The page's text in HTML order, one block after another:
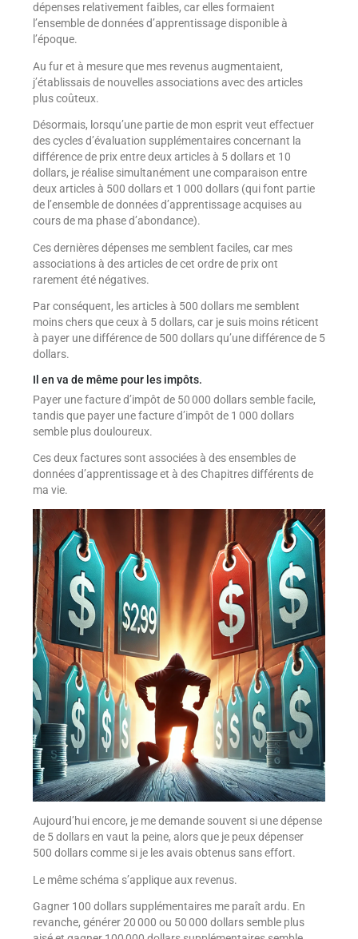
dépenses relativement faibles, car elles formaient
l’ensemble de données d’apprentissage disponible à
l’époque.
Au fur et à mesure que mes revenus augmentaient,
j’établissais de nouvelles associations avec des articles
plus coûteux.
Désormais, lorsqu’une partie de mon esprit veut effectuer
des cycles d’évaluation supplémentaires concernant la
différence de prix entre deux articles à 5 dollars et 10
dollars, je réalise simultanément une comparaison entre
deux articles à 500 dollars et 1 000 dollars (qui font partie
de l’ensemble de données d’apprentissage acquises au
cours de ma phase d’abondance).
Ces dernières dépenses me semblent faciles, car mes
associations à des articles de cet ordre de prix ont
rarement été négatives.
Par conséquent, les articles à 500 dollars me semblent
moins chers que ceux à 5 dollars, car je suis moins réticent
à payer une différence de 500 dollars qu’une différence de 5
dollars.
Il en va de même pour les impôts.
Payer une facture d’impôt de 50 000 dollars semble facile,
tandis que payer une facture d’impôt de 1 000 dollars
semble plus douloureux.
Ces deux factures sont associées à des ensembles de
données d’apprentissage et à des Chapitres différents de
ma vie.
Aujourd’hui encore, je me demande souvent si une dépense
de 5 dollars en vaut la peine, alors que je peux dépenser
500 dollars comme si je les avais obtenus sans effort.
Le même schéma s’applique aux revenus.
Gagner 100 dollars supplémentaires me paraît ardu. En
revanche, générer 20 000 ou 50 000 dollars semble plus